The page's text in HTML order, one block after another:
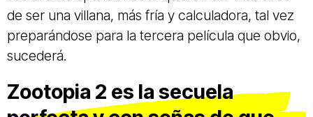
de ser una villana, más fría y calculadora, tal vez
preparándose para la tercera película que obvio,
sucederá.
Zootopia 2 es la secuela